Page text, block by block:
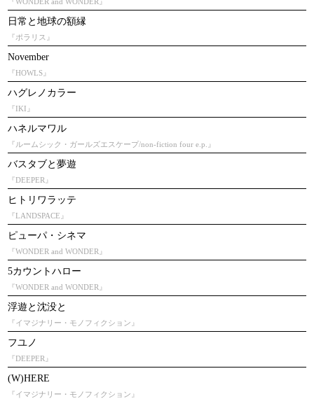
日常と地球の額縁
『ポラリス』
November
『HOWLS』
ハグレノカラー
『IKI』
ハネルマワル
『ルームシック・ガールズエスケープ/non-fiction four e.p.』
バスタブと夢遊
『DEEPER』
ヒトリワラッテ
『LANDSPACE』
ピューパ・シネマ
『WONDER and WONDER』
5カウントハロー
『WONDER and WONDER』
浮遊と沈没と
『イマジナリー・モノフィクション』
フユノ
『DEEPER』
(W)HERE
『イマジナリー・モノフィクション』